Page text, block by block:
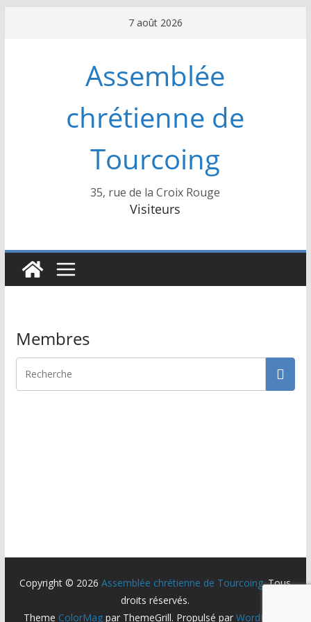
7 août 2026
Assemblée
chrétienne de
Tourcoing
35, rue de la Croix Rouge
Visiteurs
Membres
Copyright © 2026Assemblée chrétienne de Tourcoing. Tous
droits réservés.
Theme ColorMagpar ThemeGrill. Propulsé par WordPress